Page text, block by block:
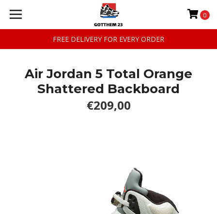
FREE DELIVERY FOR EVERY ORDER
0
Air Jordan 5 Total Orange
Shattered Backboard
€209,00